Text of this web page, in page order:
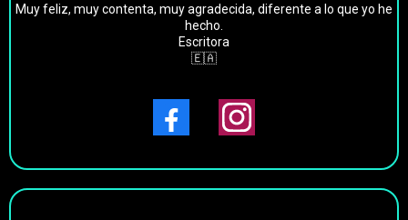
Muy feliz, muy contenta, muy agradecida, diferente a lo que yo he
hecho.
Escritora
🇪🇦